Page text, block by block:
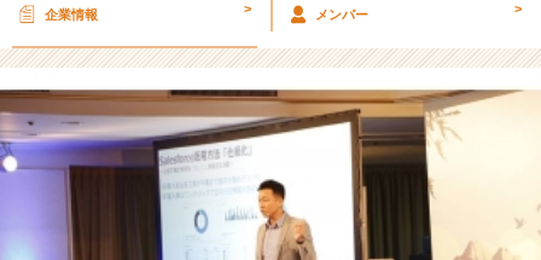
P
ミ
ナ
ー
開
催！
【デ
企業情報 > メンバー >